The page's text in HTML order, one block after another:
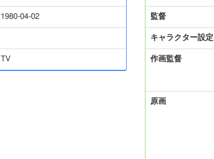
1980-04-02
TV
監督
キャラクター設定
作画監督
原画